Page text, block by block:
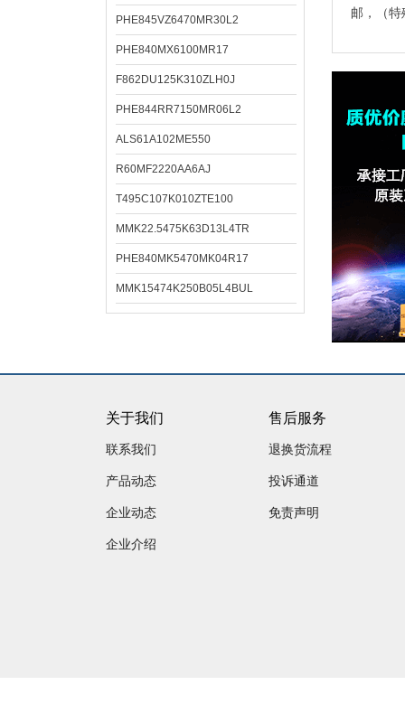
PHE845VZ6470MR30L2
PHE840MX6100MR17
F862DU125K310ZLH0J
PHE844RR7150MR06L2
ALS61A102ME550
R60MF2220AA6AJ
T495C107K010ZTE100
MMK22.5475K63D13L4TR
PHE840MK5470MK04R17
MMK15474K250B05L4BUL
邮，（
关于我们
联系我们
产品动态
企业动态
企业介绍
售后服务
退换货流程
投诉通道
免责声明